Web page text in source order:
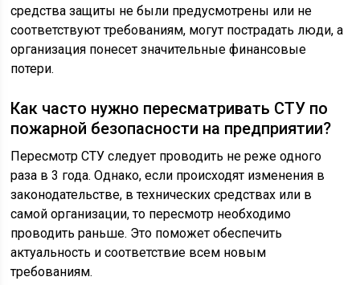
средства защиты не были предусмотрены или не
соответствуют требованиям, могут пострадать люди, а
организация понесет значительные финансовые
потери.
Как часто нужно пересматривать СТУ по
пожарной безопасности на предприятии?
Пересмотр СТУ следует проводить не реже одного
раза в 3 года. Однако, если происходят изменения в
законодательстве, в технических средствах или в
самой организации, то пересмотр необходимо
проводить раньше. Это поможет обеспечить
актуальность и соответствие всем новым
требованиям.